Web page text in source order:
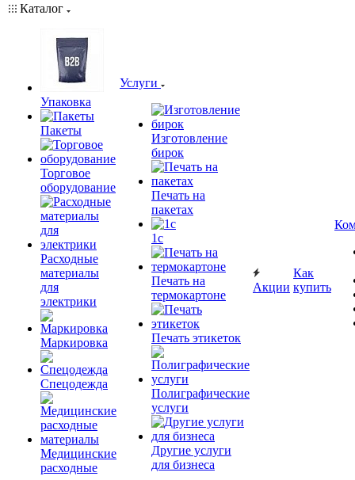
Каталог
Упаковка
Пакеты
Торговое
оборудование
Расходные
материалы
для
электрики
Маркировка
Спецодежда
Медицинские
расходные
Услуги
Изготовление
бирок
Печать на
пакетах
1c
Печать на
термокартоне
Печать этикеток
Полиграфические
услуги
Другие услуги
для бизнеса
Акции
Как
купить